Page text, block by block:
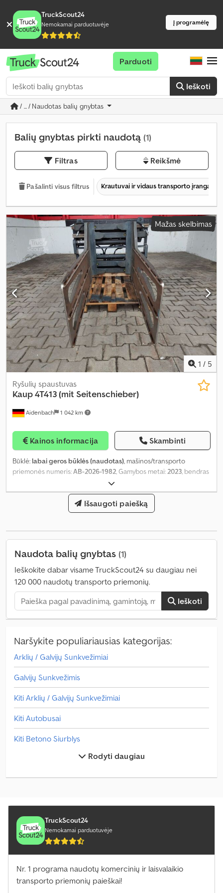
TruckScout24
Nemokamai parduotuvėje Į programėlę
Ieškoti
Parduoti
/ ... / Naudotas balių gnybtas
Balių gnybtas pirkti naudotą (1)
Filtras Reikšmė
Pašalinti visus filtrus Krautuvai ir vidaus transporto įranga
Mažas skelbimas
1 / 5
Aidenbach 1 042 km
Ryšulių spaustuvas
Kaup4T413 (mit Seitenschieber)
Kainos informacija Skambinti
Būklė: labai geros būklės (naudotas), mašinos/transporto
priemonės numeris:AB-2026-1982, Gamybos metai:2023, bendras
1 880 kg
plotis:480 mm, šakės storis:35 mm, apkrovos centras:800 mm,
gaminio plotis (maks.):1 130 mm,
Išsaugoti paiešką
Naudota balių gnybtas (1)
Ieškokite dabar visame TruckScout24 su daugiau nei
120 000 naudotų transporto priemonių.
Ieškoti
Naršykite populiariausias kategorijas:
Arklių / Galvijų Sunkvežimiai
Galvijų Sunkvežimis
Kiti Arklių / Galvijų Sunkvežimiai
Kiti Autobusai
Kiti Betono Siurblys
Kiti Galvijų Sunkvežimis
Kiti Keičiami Degalai / Brezentas
Kiti Lengvas Pristatymo Sunkvežimis
Kiti Priekabos
Rodyti daugiau
TruckScout24
Nemokamai parduotuvėje
Nr. 1 programa naudotų komercinių ir laisvalaikio
transporto priemonių paieškai!